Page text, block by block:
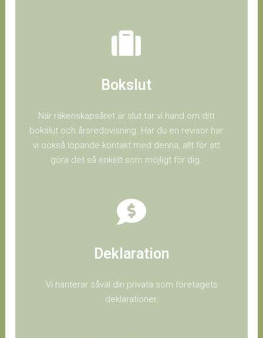
Bokslut
När räkenskapsåret är slut tar vi hand om ditt
bokslut och årsredovisning. Har du en revisor har
vi också löpande kontakt med denna, allt för att
göra det så enkelt som möjligt för dig.
Deklaration
Vi hanterar såväl din privata som företagets
deklarationer.